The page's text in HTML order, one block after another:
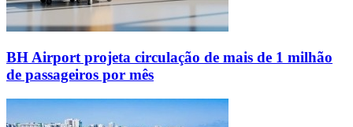
BH Airport projeta circulação de mais de 1 milhão
de passageiros por mês